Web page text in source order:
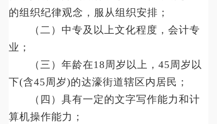
的组织纪律观念，服从组织安排；
（二）中专及以上文化程度，会计专
业；
（三）年龄在18周岁以上，45周岁以
下(含45周岁)的达濠街道辖区内居民；
（四）具有一定的文字写作能力和计
算机操作能力；